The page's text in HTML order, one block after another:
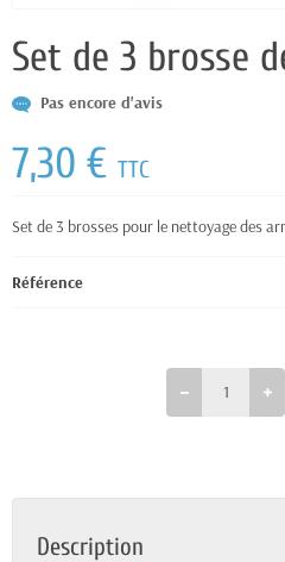
Set de 3 brosse
Pas encore d'avis
7,30 € TTC
Set de 3 brosses pour le nettoyage des
Référence
Description